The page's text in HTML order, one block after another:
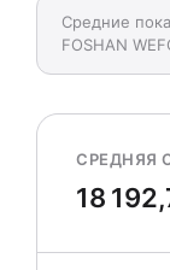
Средние
FOSHAN
СРЕДНЯЯ
18